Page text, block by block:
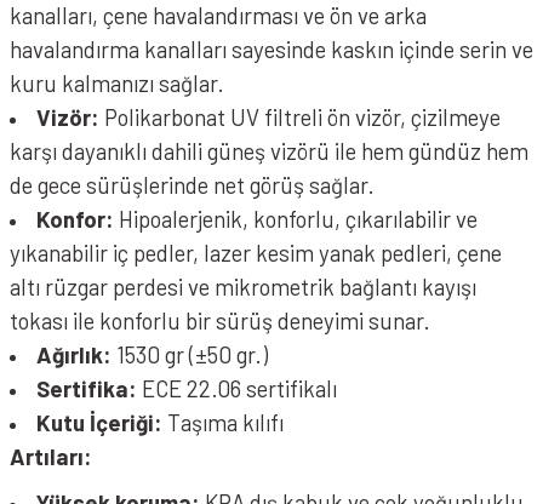
LS2 Storm 2 Dodger Mat Siyah Beyaz Kask
kanalları, çene havalandırması ve ön ve arka
havalandırma kanalları sayesinde kaskın içinde serin ve
kuru kalmanızı sağlar.
Vizör: Polikarbonat UV filtreli ön vizör, çizilmeye
karşı dayanıklı dahili güneş vizörü ile hem gündüz hem
de gece sürüşlerinde net görüş sağlar.
Konfor: Hipoalerjenik, konforlu, çıkarılabilir ve
yıkanabilir iç pedler, lazer kesim yanak pedleri, çene
altı rüzgar perdesi ve mikrometrik bağlantı kayışı
tokası ile konforlu bir sürüş deneyimi sunar.
Ağırlık: 1530 gr (±50 gr.)
Sertifika: ECE 22.06 sertifikalı
Kutu İçeriği: Taşıma kılıfı
Artıları: